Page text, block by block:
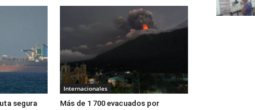
segura
Internacionales
Más de 1 700 evacuados por